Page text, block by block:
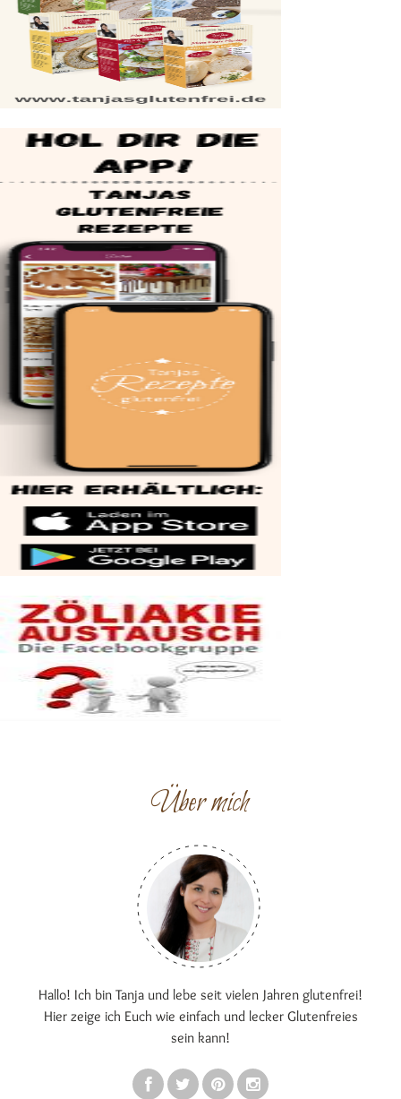
Über mich
Hallo! Ich bin Tanja und lebe seit vielen Jahren glutenfrei!
Hier zeige ich Euch wie einfach und lecker Glutenfreies
sein kann!